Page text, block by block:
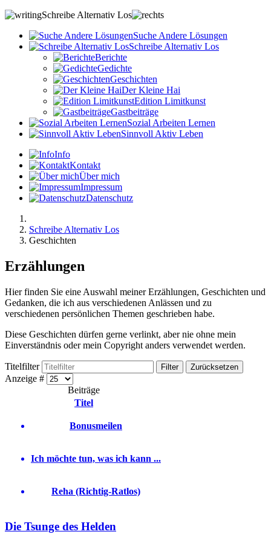
Schreibe Alternativ Los
Suche Andere Lösungen
Schreibe Alternativ Los
Berichte
Gedichte
Geschichten
Der Kleine Hai
Edition Limitkunst
Gastbeiträge
Sozial Arbeiten Lernen
Sinnvoll Aktiv Leben
Info
Kontakt
Über mich
Impressum
Datenschutz
Schreibe Alternativ Los
Geschichten
Erzählungen
Hier finden Sie eine Auswahl meiner Erzählungen, Geschichten und
Gedanken, die ich aus verschiedenen Anlässen und zu
verschiedenen persönlichen Themen geschrieben habe.
Diese Geschichten dürfen gerne verlinkt, aber nie ohne mein
Einverständnis oder mein Copyright anders verwendet werden.
Titelfilter Filter Zurücksetzen
Anzeige #
Beiträge
Titel
Bonusmeilen
Ich möchte tun, was ich kann ...
Reha (Richtig-Ratlos)
Die Tsunge des Helden